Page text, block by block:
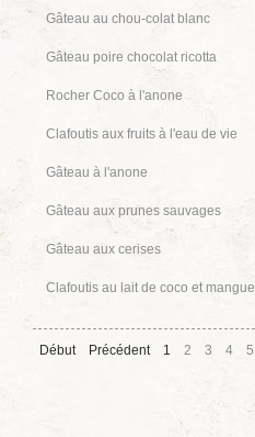
Gâteau au chou-colat blanc
Gâteau poire chocolat ricotta
Rocher Coco à l'anone
Clafoutis aux fruits à l'eau de vie
Gâteau à l'anone
Gâteau aux prunes sauvages
Gâteau aux cerises
Clafoutis au lait de coco et mangue
Début Précédent 1 2 3 4 5